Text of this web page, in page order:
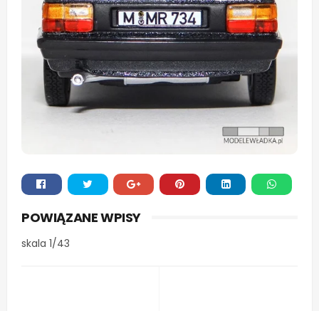
POWIĄZANE WPISY
skala 1/43